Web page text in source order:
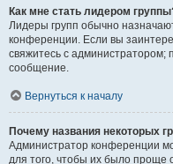
Как мне стать лидером
Лидеры групп обычно
конференции. Если вы
свяжитесь с администратором;
сообщение.
Вернуться к началу
Почему названия некоторых
Администратор конференции
для того, чтобы их было проще